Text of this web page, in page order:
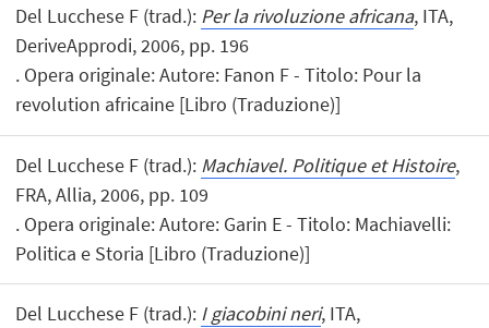
Del Lucchese F (trad.): Per la rivoluzione africana, ITA,
DeriveApprodi, 2006, pp. 196
. Opera originale: Autore: Fanon F - Titolo: Pour la
revolution africaine [Libro (Traduzione)]
Del Lucchese F (trad.): Machiavel. Politique et Histoire,
FRA, Allia, 2006, pp. 109
. Opera originale: Autore: Garin E - Titolo: Machiavelli:
Politica e Storia [Libro (Traduzione)]
Del Lucchese F (trad.): I giacobini neri, ITA,